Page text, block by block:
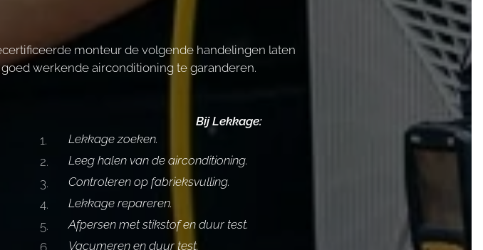
monteur de volgende handelingen laten
werkende airconditioning te garanderen.
Bij Lekkage:
Lekkage zoeken.
Leeg halen van de airconditioning.
Controleren op fabrieksvulling.
Lekkage repareren.
Afpersen met stikstof en duur test.
Vacumeren en duur test.